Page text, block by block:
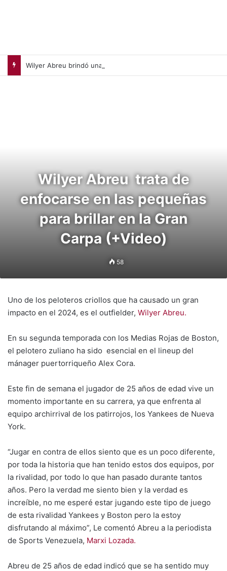
Wilyer Abreu trata de
enfocarse en las pequeñas
para brillar en la Gran
Carpa (+Video)
58
Uno de los peloteros criollos que ha causado un gran
impacto en el 2024, es el outfielder, Wilyer Abreu.
En su segunda temporada con los Medias Rojas de Boston,
el pelotero zuliano ha sido esencial en el lineup del
mánager puertorriqueño Alex Cora.
Este fin de semana el jugador de 25 años de edad vive un
momento importante en su carrera, ya que enfrenta al
equipo archirrival de los patirrojos, los Yankees de Nueva
York.
“Jugar en contra de ellos siento que es un poco diferente,
por toda la historia que han tenido estos dos equipos, por
la rivalidad, por todo lo que han pasado durante tantos
años. Pero la verdad me siento bien y la verdad es
increíble, no me esperé estar jugando este tipo de juego
de esta rivalidad Yankees y Boston pero la estoy
disfrutando al máximo”, Le comentó Abreu a la periodista
de Sports Venezuela, Marxi Lozada.
Abreu de 25 años de edad indicó que se ha sentido muy